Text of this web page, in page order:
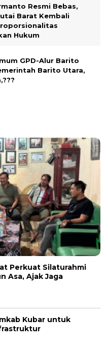
Resmi Bebas,
Barat Kembali
Hukum
GPD-Alur Barito
Barito Utara,
Perkuat Silaturahmi
Asa, Ajak Jaga
Kubar untuk